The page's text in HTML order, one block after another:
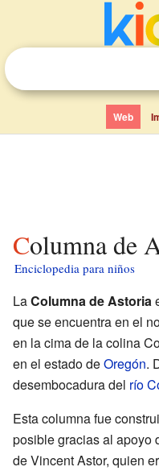
Web
Columna de
Enciclopedia para niños
LaColumna de Astoria
que se encuentra en el
en la cima de la colina
en el estado deOregón.
desembocadura del río
Esta columna fue
posible gracias al apoyo
de Vincent Astor, quien